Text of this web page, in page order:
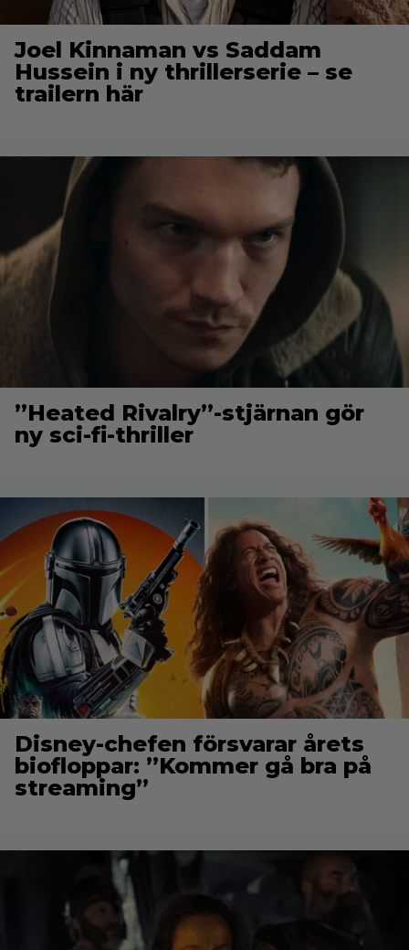
Joel Kinnaman vs Saddam
Hussein i ny thrillerserie – se
trailern här
”Heated Rivalry”-stjärnan gör
ny sci-fi-thriller
Disney-chefen försvarar årets
biofloppar: ”Kommer gå bra på
streaming”